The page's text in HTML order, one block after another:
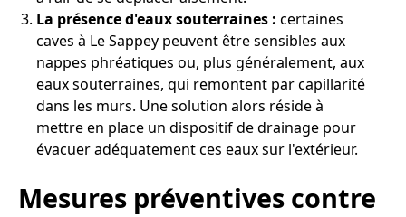
La présence d'eaux souterraines : certaines
caves à Le Sappey peuvent être sensibles aux
nappes phréatiques ou, plus généralement, aux
eaux souterraines, qui remontent par capillarité
dans les murs. Une solution alors réside à
mettre en place un dispositif de drainage pour
évacuer adéquatement ces eaux sur l'extérieur.
Mesures préventives contre